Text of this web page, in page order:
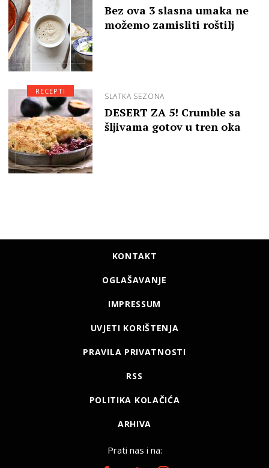
Bez ova 3 slasna umaka ne
možemo zamisliti roštilj
SLATKA SEZONA
DESERT ZA 5! Crumble sa
šljivama gotov u tren oka
RECEPTI
KONTAKT
OGLAŠAVANJE
IMPRESSUM
UVJETI KORIŠTENJA
PRAVILA PRIVATNOSTI
RSS
POLITIKA KOLAČIĆA
ARHIVA
Prati nas i na: